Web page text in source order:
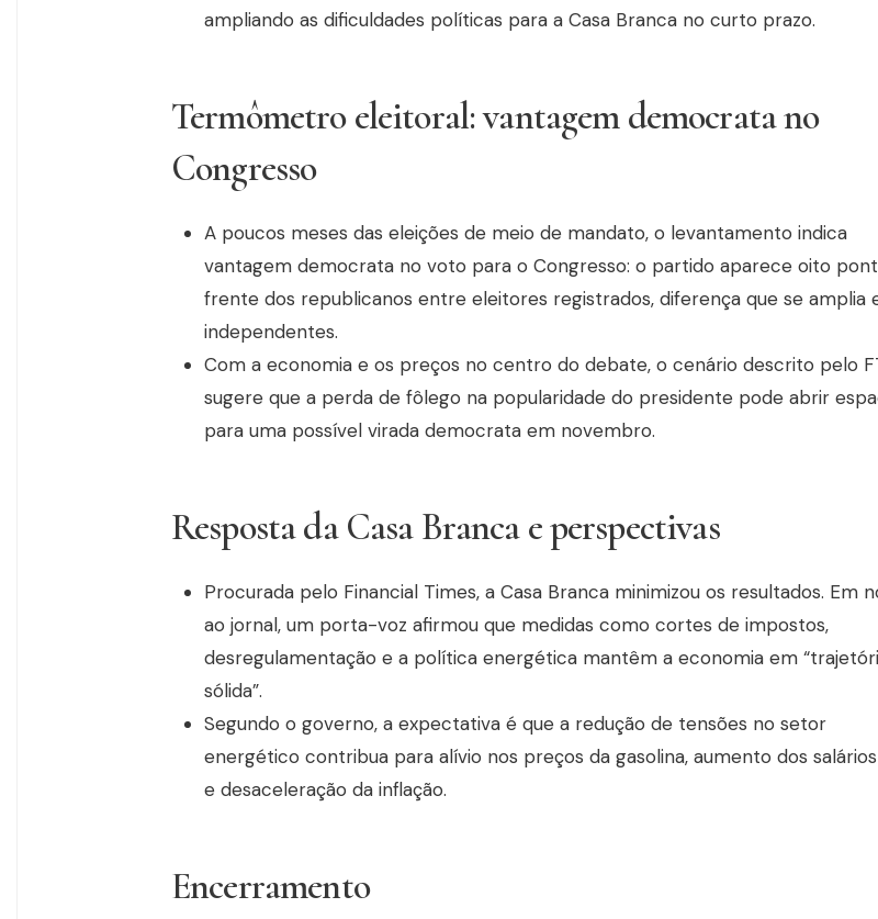
ampliando as dificuldades políticas para a Casa Branca no curto prazo.
Termômetro eleitoral: vantagem democrata no
Congresso
A poucos meses das eleições de meio de mandato, o levantamento indica
vantagem democrata no voto para o Congresso: o partido aparece oito
frente dos republicanos entre eleitores registrados, diferença que se amplia
independentes.
Com a economia e os preços no centro do debate, o cenário descrito pelo
sugere que a perda de fôlego na popularidade do presidente pode abrir
para uma possível virada democrata em novembro.
Resposta da Casa Branca e perspectivas
Procurada pelo Financial Times, a Casa Branca minimizou os resultados. Em
ao jornal, um porta-voz afirmou que medidas como cortes de impostos,
desregulamentação e a política energética mantêm a economia em
sólida”.
Segundo o governo, a expectativa é que a redução de tensões no setor
energético contribua para alívio nos preços da gasolina, aumento dos
e desaceleração da inflação.
Encerramento